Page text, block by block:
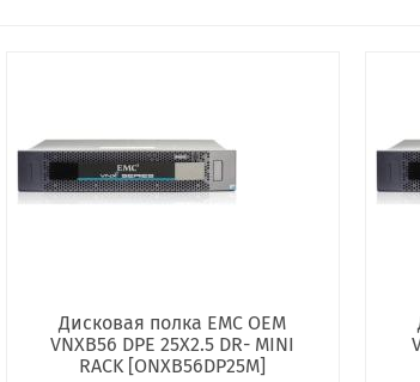
Дисковая полка EMC OEM
VNXB56 DPE 25X2.5 DR- MINI
RACK [ONXB56DP25M]